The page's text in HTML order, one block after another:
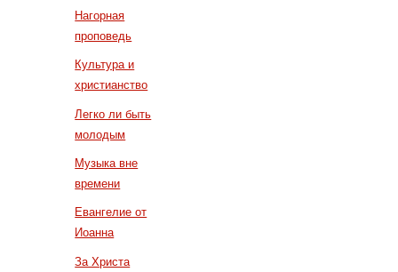
Нагорная
проповедь
Культура и
христианство
Легко ли быть
молодым
Музыка вне
времени
Евангелие от
Иоанна
За Христа